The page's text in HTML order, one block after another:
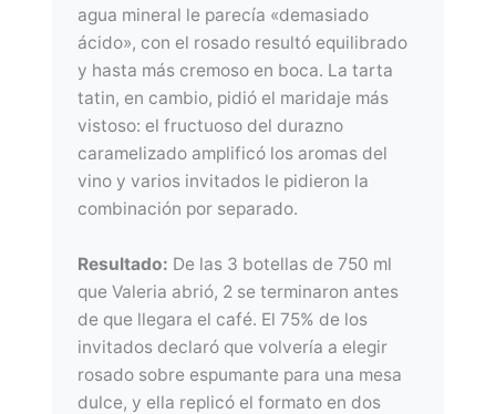
agua mineral le parecía «demasiado
ácido», con el rosado resultó equilibrado
y hasta más cremoso en boca. La tarta
tatin, en cambio, pidió el maridaje más
vistoso: el fructuoso del durazno
caramelizado amplificó los aromas del
vino y varios invitados le pidieron la
combinación por separado.
Resultado: De las 3 botellas de 750 ml
que Valeria abrió, 2 se terminaron antes
de que llegara el café. El 75% de los
invitados declaró que volvería a elegir
rosado sobre espumante para una mesa
dulce, y ella replicó el formato en dos